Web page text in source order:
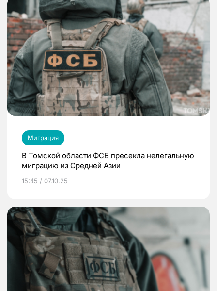
Миграция
В Томской области ФСБ пресекла нелегальную
миграцию из Средней Азии
15:45 / 07.10.25